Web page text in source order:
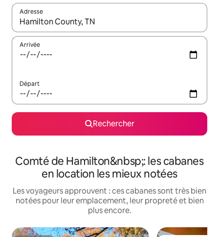
Adresse
Lorsque les résultats s'affichent, utilisez les flèches vers le
Arrivée
Départ
Rechercher
Comté de Hamilton&nbsp;: les cabanes
en location les mieux notées
Les voyageurs approuvent : ces cabanes sont très bien
notées pour leur emplacement, leur propreté et bien
plus encore.